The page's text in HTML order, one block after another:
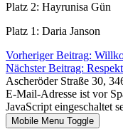
Platz 2: Hayrunisa Gün
Platz 1: Daria Janson
Vorheriger Beitrag:
Nächster Beitrag:
Ascheröder Straße 30,
E-Mail-Adresse ist vor
JavaScript eingeschaltet
Mobile Menu Toggle